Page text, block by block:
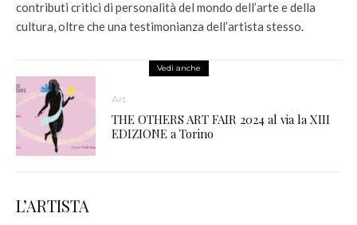
contributi critici di personalità del mondo dell’arte e della
cultura, oltre che una testimonianza dell’artista stesso.
Vedi anche
Art
THE OTHERS ART FAIR 2024 al via la XIII
EDIZIONE a Torino
L’ARTISTA